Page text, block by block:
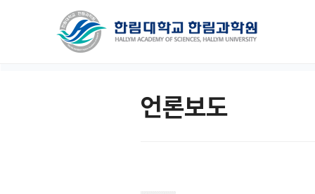
언론보도